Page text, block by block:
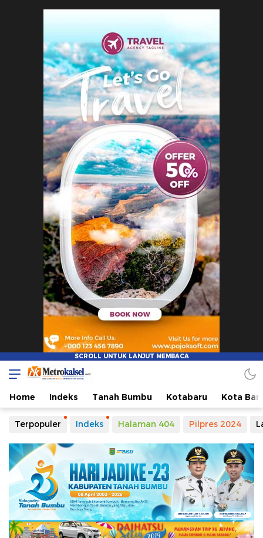
Metro Kalsel
Media Online Terkini, Faktual dan Mendidik
Home Indeks Tanah Bumbu Kotabaru Kota
Terpopuler Indeks Halaman 404 Pilpres 2024